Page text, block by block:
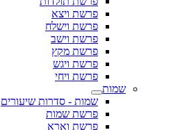
פרשת ויצא
פרשת וישלח
פרשת וישב
פרשת מקץ
פרשת ויגש
פרשת ויחי
שמות
שמות - סדרות שיעורים
פרשת שמות
פרשת וארא